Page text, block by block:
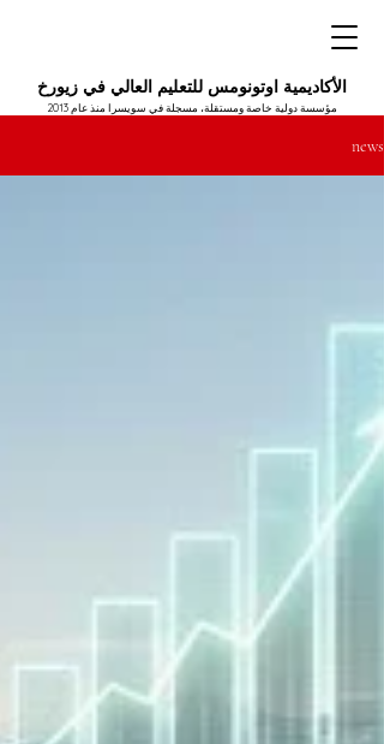
الأكاديمية اوتونومس للتعليم العالي في زيورخ
مؤسسة دولية خاصة ومستقلة، مسجلة في سويسرا منذ عام 2013
news